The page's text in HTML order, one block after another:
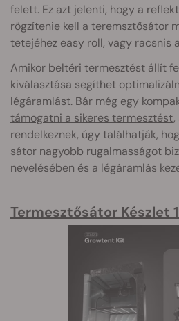
felett. Ez azt jelenti, hogy a
rögzítenie kell a teremsztősátor
tetejéhez easy roll, vagy racsnis
Amikor beltéri termesztést állít
kiválasztása segíthet
légáramlást. Bár még egy
támogatni a sikeres termesztést,
rendelkeznek, úgy találhatják,
sátor nagyobb rugalmasságot
nevelésében és a légáramlás
Termesztősátor Készlet